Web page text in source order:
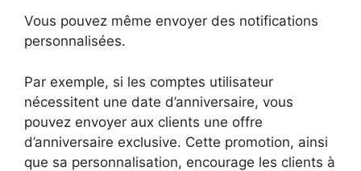
Vous pouvez même envoyer des notifications
personnalisées.
Par exemple, si les comptes utilisateur
nécessitent une date d’anniversaire, vous
pouvez envoyer aux clients une offre
d’anniversaire exclusive. Cette promotion, ainsi
que sa personnalisation, encourage les clients à